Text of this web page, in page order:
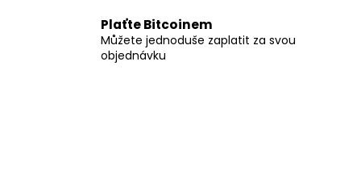
Plaťte Bitcoinem
Můžete jednoduše zaplatit za svou
objednávku